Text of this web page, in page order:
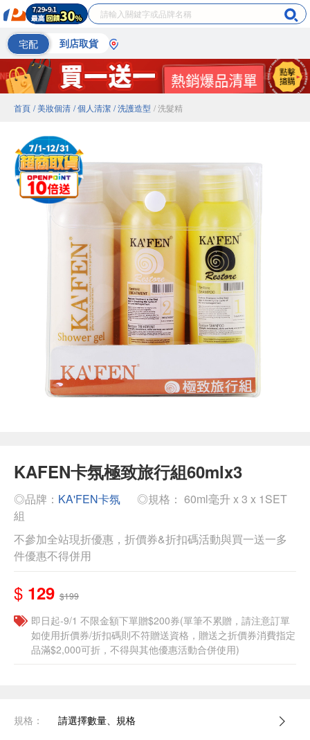
宅配 到店取貨
首頁 / 美妝個清 / 個人清潔 / 洗護造型 / 洗髮精
KAFEN卡氛極致旅行組60mlx3
◎品牌： KA'FEN卡氛
◎規格： 60ml毫升 x 3 x 1SET
組
不參加全站現折優惠，折價券&折扣碼活動與買一送一多
件優惠不得併用
$ 129 $199
即日起-9/1 不限金額下單贈$200券(單筆不累贈，請注意訂單
如使用折價券/折扣碼則不符贈送資格，贈送之折價券消費指定
品滿$2,000可折，不得與其他優惠活動合併使用)
規格： 請選擇數量、規格